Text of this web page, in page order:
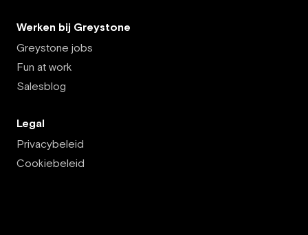
Werken bij Greystone
Greystone jobs
Fun at work
Salesblog
Legal
Privacybeleid
Cookiebeleid